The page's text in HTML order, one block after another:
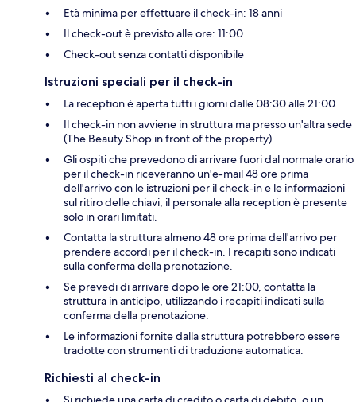
Età minima per effettuare il check-in: 18 anni
Il check-out è previsto alle ore: 11:00
Check-out senza contatti disponibile
Istruzioni speciali per il check-in
La reception è aperta tutti i giorni dalle 08:30 alle 21:00.
Il check-in non avviene in struttura ma presso un'altra sede
(The Beauty Shop in front of the property)
Gli ospiti che prevedono di arrivare fuori dal normale orario
per il check-in riceveranno un'e-mail 48 ore prima
dell'arrivo con le istruzioni per il check-in e le informazioni
sul ritiro delle chiavi; il personale alla reception è presente
solo in orari limitati.
Contatta la struttura almeno 48 ore prima dell'arrivo per
prendere accordi per il check-in. I recapiti sono indicati
sulla conferma della prenotazione.
Se prevedi di arrivare dopo le ore 21:00, contatta la
struttura in anticipo, utilizzando i recapiti indicati sulla
conferma della prenotazione.
Le informazioni fornite dalla struttura potrebbero essere
tradotte con strumenti di traduzione automatica.
Richiesti al check-in